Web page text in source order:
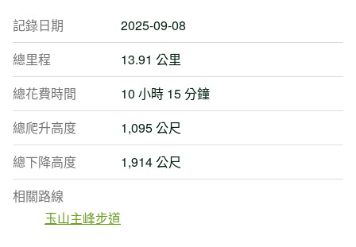
記錄日期
2025-09-08
總里程
13.91 公里
總花費時間
10 小時 15 分鐘
總爬升高度
1,095 公尺
總下降高度
1,914 公尺
相關路線
玉山主峰步道